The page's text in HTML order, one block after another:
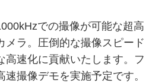
での撮像が可能な超高
メラ。圧倒的な撮像スピード
高速化に貢献いたします。フ
速撮像デモを実施予定です。